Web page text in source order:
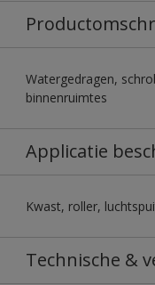
Watergedragen,
binnenruimtes
Applicatie
Kwast, roller,
Technische &